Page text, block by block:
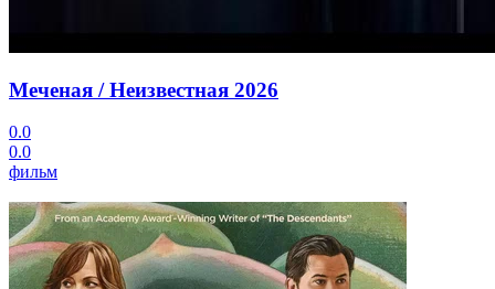
Меченая / Неизвестная 2026
0.0
0.0
фильм